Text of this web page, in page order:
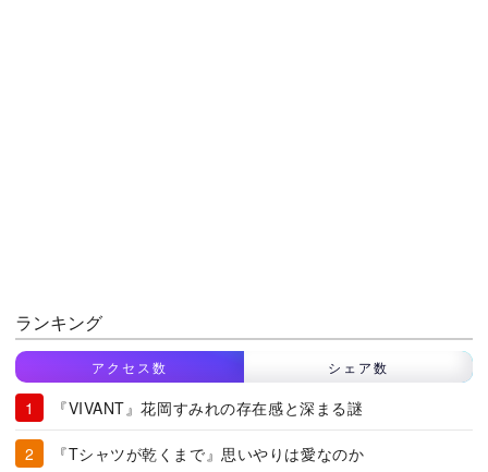
ランキング
アクセス数 シェア数
『VIVANT』花岡すみれの存在感と深まる謎
『Tシャツが乾くまで』思いやりは愛なのか